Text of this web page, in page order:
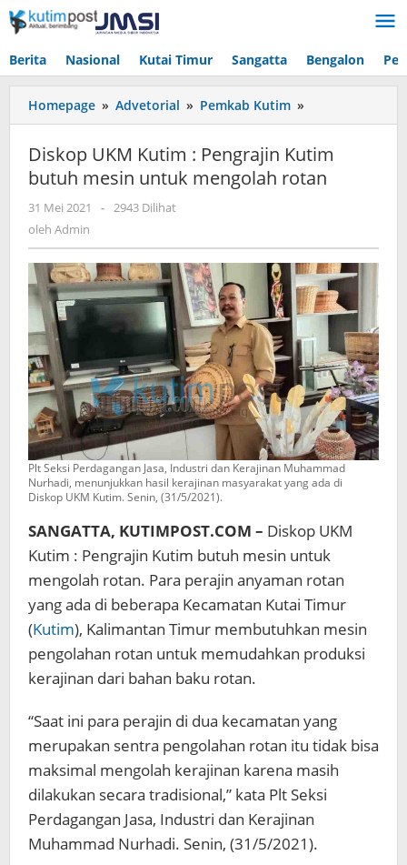
Lewati
ke
Berita Nasional Kutai Timur Sangatta Bengalon
Homepage » Advetorial » Pemkab Kutim »
UKM
:
Pengrajin
mengolah
rotan
Diskop UKM Kutim : Pengrajin Kutim
butuh mesin untuk mengolah rotan
31 Mei 2021
oleh
- 2943 Dilihat
oleh Admin
Plt Seksi Perdagangan Jasa, Industri dan Kerajinan Muhammad
Nurhadi, menunjukkan hasil kerajinan masyarakat yang ada di
Diskop UKM Kutim. Senin, (31/5/2021).
SANGATTA, KUTIMPOST.COM – Diskop UKM
Kutim : Pengrajin Kutim butuh mesin untuk
mengolah rotan. Para perajin anyaman rotan
yang ada di beberapa Kecamatan Kutai Timur
(Kutim), Kalimantan Timur membutuhkan mesin
pengolahan rotan untuk memudahkan produksi
kerajinan dari bahan baku rotan.
“Saat ini para perajin di dua kecamatan yang
merupakan sentra pengolahan rotan itu tidak bisa
maksimal mengolah kerajinan karena masih
dilakukan secara tradisional,” kata Plt Seksi
Perdagangan Jasa, Industri dan Kerajinan
Muhammad Nurhadi. Senin, (31/5/2021).